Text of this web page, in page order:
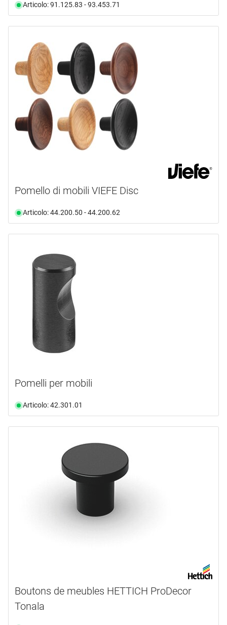
Articolo: 91.125.83 - 93.453.71
Pomello di mobili VIEFE Disc
Articolo: 44.200.50 - 44.200.62
Pomelli per mobili
Articolo: 42.301.01
Boutons de meubles HETTICH ProDecor
Tonala